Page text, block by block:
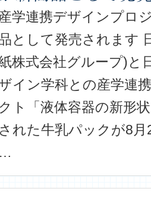
産学連携デザインプロ
として発売されます
株式会社グループ)と
イン学科との産学連
クト「液体容器の新形
された牛乳パックが8
…